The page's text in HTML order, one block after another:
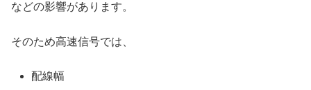
などの影響があります。
そのため高速信号では、
配線幅